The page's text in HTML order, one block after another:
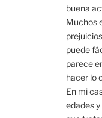
buena
Muchos
puede
parece
hacer lo
En mi
edades